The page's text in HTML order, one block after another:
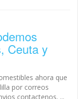
Ceuta y
ahora que
por correos
contactenos. ...